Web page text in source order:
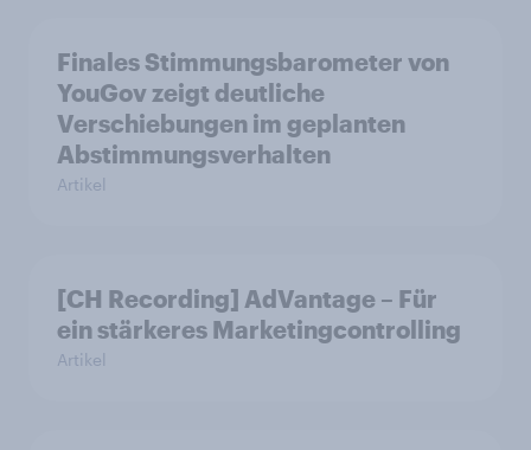
Finales Stimmungsbarometer von
YouGov zeigt deutliche
Verschiebungen im geplanten
Abstimmungsverhalten
Artikel
[CH Recording] AdVantage – Für
ein stärkeres Marketingcontrolling
Artikel